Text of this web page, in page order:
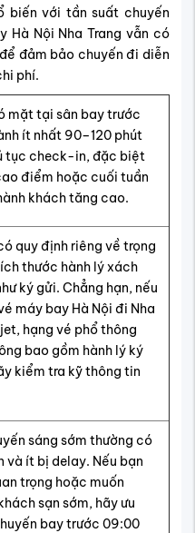
biến với tần suất chuyến
Hà Nội Nha Trang vẫn có
đảm bảo chuyến đi diễn
phí.
mặt tại sân bay trước
ít nhất 90–120 phút
tục check-in, đặc biệt
điểm hoặc cuối tuần
khách tăng cao.
quy định riêng về trọng
thước hành lý xách
ký gửi. Chẳng hạn, nếu
máy bay Hà Nội đi Nha
hạng vé phổ thông
bao gồm hành lý ký
kiểm tra kỹ thông tin
sáng sớm thường có
và ít bị delay. Nếu bạn
trọng hoặc muốn
sạn sớm, hãy ưu
bay trước 09:00